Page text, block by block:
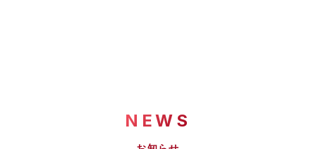
NEWS